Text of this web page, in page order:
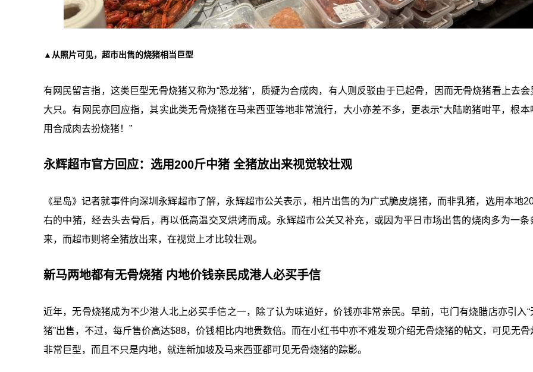
▲从照片可见，超市出售的烧猪相当巨型
有网民留言指，这类巨型无骨烧猪又称为“恐龙猪”，质疑为合成肉，有人则反驳由于已起骨，因而无骨烧猪看上去会
大只。有网民亦回应指，其实此类无骨烧猪在马来西亚等地非常流行，大小亦差不多，更表示“大陆啲猪咁平，根本
用合成肉去扮烧猪！”
永辉超市官方回应：选用200斤中猪 全猪放出来视觉较壮观
《星岛》记者就事件向深圳永辉超市了解，永辉超市公关表示，相片出售的为广式脆皮烧猪，而非乳猪，选用本地
右的中猪，经去头去骨后，再以低高温交叉烘烤而成。永辉超市公关又补充，或因为平日市场出售的烧肉多为一条
来，而超市则将全猪放出来，在视觉上才比较壮观。
新马两地都有无骨烧猪 内地价钱亲民成港人必买手信
近年，无骨烧猪成为不少港人北上必买手信之一，除了认为味道好，价钱亦非常亲民。早前，屯门有烧腊店亦引入“
猪”出售，不过，每斤售价高达$88，价钱相比内地贵数倍。而在小红书中亦不难发现介绍无骨烧猪的帖文，可见无骨
非常巨型，而且不只是内地，就连新加坡及马来西亚都可见无骨烧猪的踪影。